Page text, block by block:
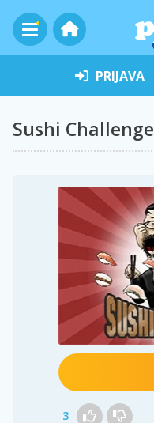
PRIJAVA
Sushi Challenge
3